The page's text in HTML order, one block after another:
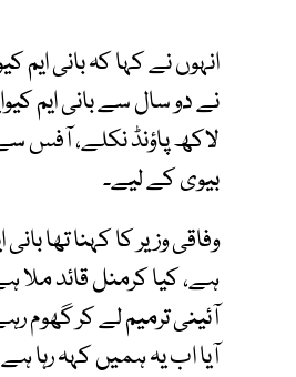
انہوں نے کہا کہ بانی
بیوی کے لیے۔
وفاقی وزیر کا کہنا تھا
آئینی ترمیم لے کر گھوم